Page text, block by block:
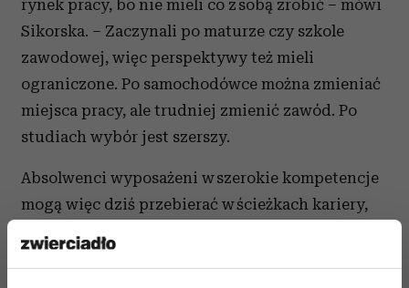
rynek pracy, bo nie mieli co z sobą zrobić – mówi
Sikorska. – Zaczynali po maturze czy szkole
zawodowej, więc perspektywy też mieli
ograniczone. Po samochodówce można zmieniać
miejsca pracy, ale trudniej zmienić zawód. Po
studiach wybór jest szerszy.
Absolwenci wyposażeni w szerokie kompetencje
mogą więc dziś przebierać w ścieżkach kariery,